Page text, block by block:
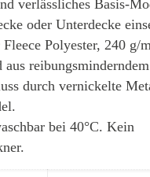
verlässliches Basis-
oder Unterdecke
Polyester, 240 g/
aus
durch vernickelte
bei 40°C. Kein